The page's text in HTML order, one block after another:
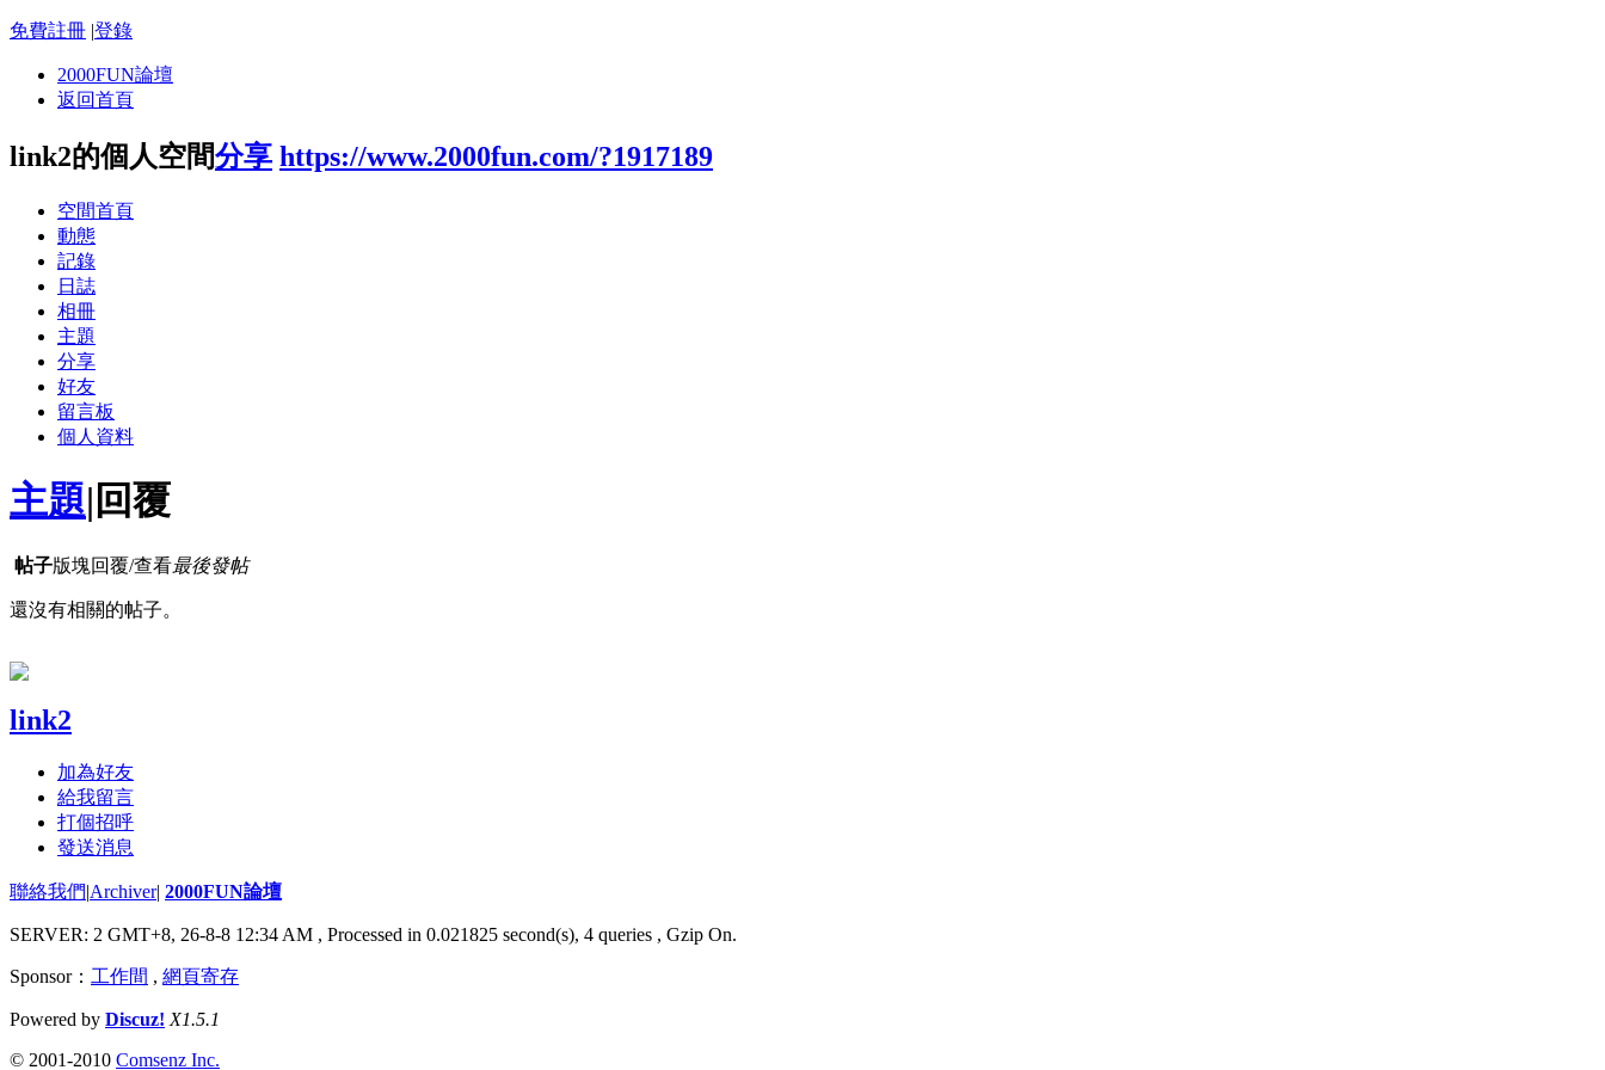
免費註冊 |登錄
2000FUN論壇
返回首頁
link2的個人空間分享 https://www.2000fun.com/?1917189
空間首頁
動態
記錄
日誌
相冊
主題
分享
好友
留言板
個人資料
主題| 回覆
帖子版塊回覆/查看最後發帖
還沒有相關的帖子。
link2
加為好友
給我留言
打個招呼
發送消息
聯絡我們|Archiver| 2000FUN論壇
SERVER: 2 GMT+8, 26-8-8 12:34 AM , Processed in 0.021825 second(s), 4 queries , Gzip On.
Sponsor： 工作間 , 網頁寄存
Powered by Discuz! X1.5.1
© 2001-2010 Comsenz Inc.